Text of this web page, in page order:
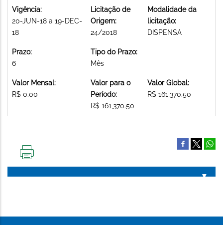
Vigência:
20-JUN-18 a 19-DEC-
18
Licitação de
Origem:
24/2018
Modalidade da
licitação:
DISPENSA
Prazo:
6
Tipo do Prazo:
Mês
Valor Mensal:
R$ 0.00
Valor para o
Período:
R$ 161,370.50
Valor Global:
R$ 161,370.50
PÁGINA